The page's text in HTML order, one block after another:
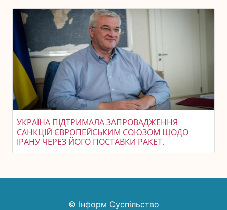
УКРАЇНА ПІДТРИМАЛА ЗАПРОВАДЖЕННЯ
САНКЦІЙ ЄВРОПЕЙСЬКИМ СОЮЗОМ ЩОДО
ІРАНУ ЧЕРЕЗ ЙОГО ПОСТАВКИ РАКЕТ.
© Інформ Суспільство